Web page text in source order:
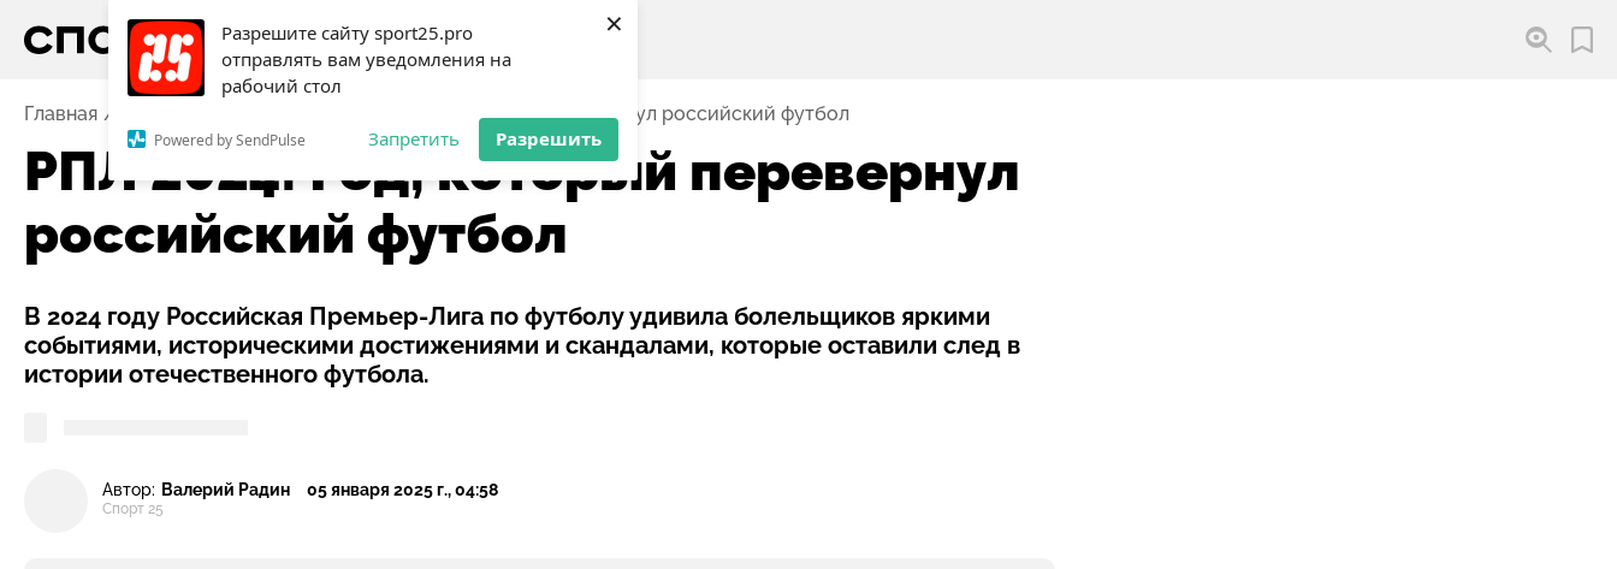
Разрешите сайту sport25.pro
отправлять вам уведомления на
рабочий стол
Powered by SendPulse Запретить Разрешить
×
Главная РПЛ 2024: Год, который перевернул российский футбол
РПЛ 2024: Год, который перевернул
российский футбол
В 2024 году Российская Премьер-Лига по футболу удивила болельщиков яркими
событиями, историческими достижениями и скандалами, которые оставили след в
истории отечественного футбола.
Автор: Валерий Радин
Спорт 25
05 января 2025 г., 04:58